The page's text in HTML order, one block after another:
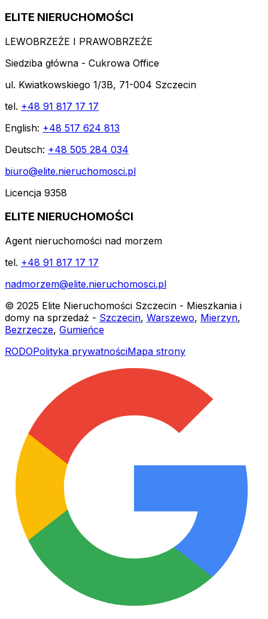
ELITE NIERUCHOMOŚCI
LEWOBRZEŻE I PRAWOBRZEŻE
Siedziba główna - Cukrowa Office
ul. Kwiatkowskiego 1/3B, 71-004 Szczecin
tel. +48 91 817 17 17
English: +48 517 624 813
Deutsch: +48 505 284 034
biuro@elite.nieruchomosci.pl
Licencja 9358
ELITE NIERUCHOMOŚCI
Agent nieruchomości nad morzem
tel. +48 91 817 17 17
nadmorzem@elite.nieruchomosci.pl
© 2025 Elite Nieruchomości Szczecin - Mieszkania i
domy na sprzedaż - Szczecin, Warszewo, Mierzyn,
Bezrzecze, Gumieńce
RODOPolityka prywatnościMapa strony